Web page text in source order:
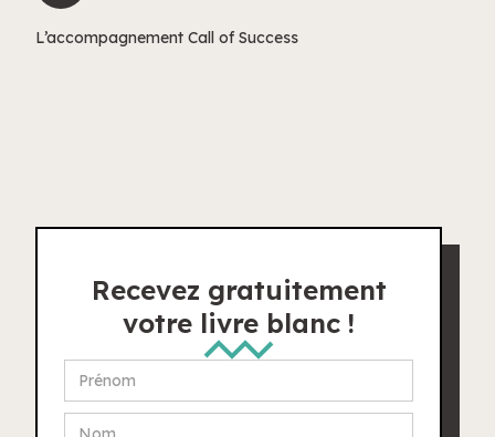
L’accompagnement Call of Success
Recevez gratuitement
votre livre blanc !